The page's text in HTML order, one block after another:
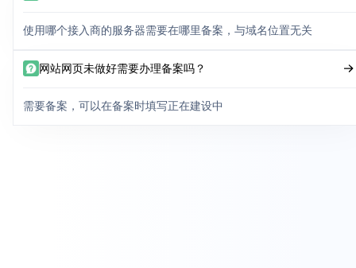
使用哪个接入商的服务器需要在哪里备案，与域名位置无关
网站网页未做好需要办理备案吗？
需要备案，可以在备案时填写正在建设中